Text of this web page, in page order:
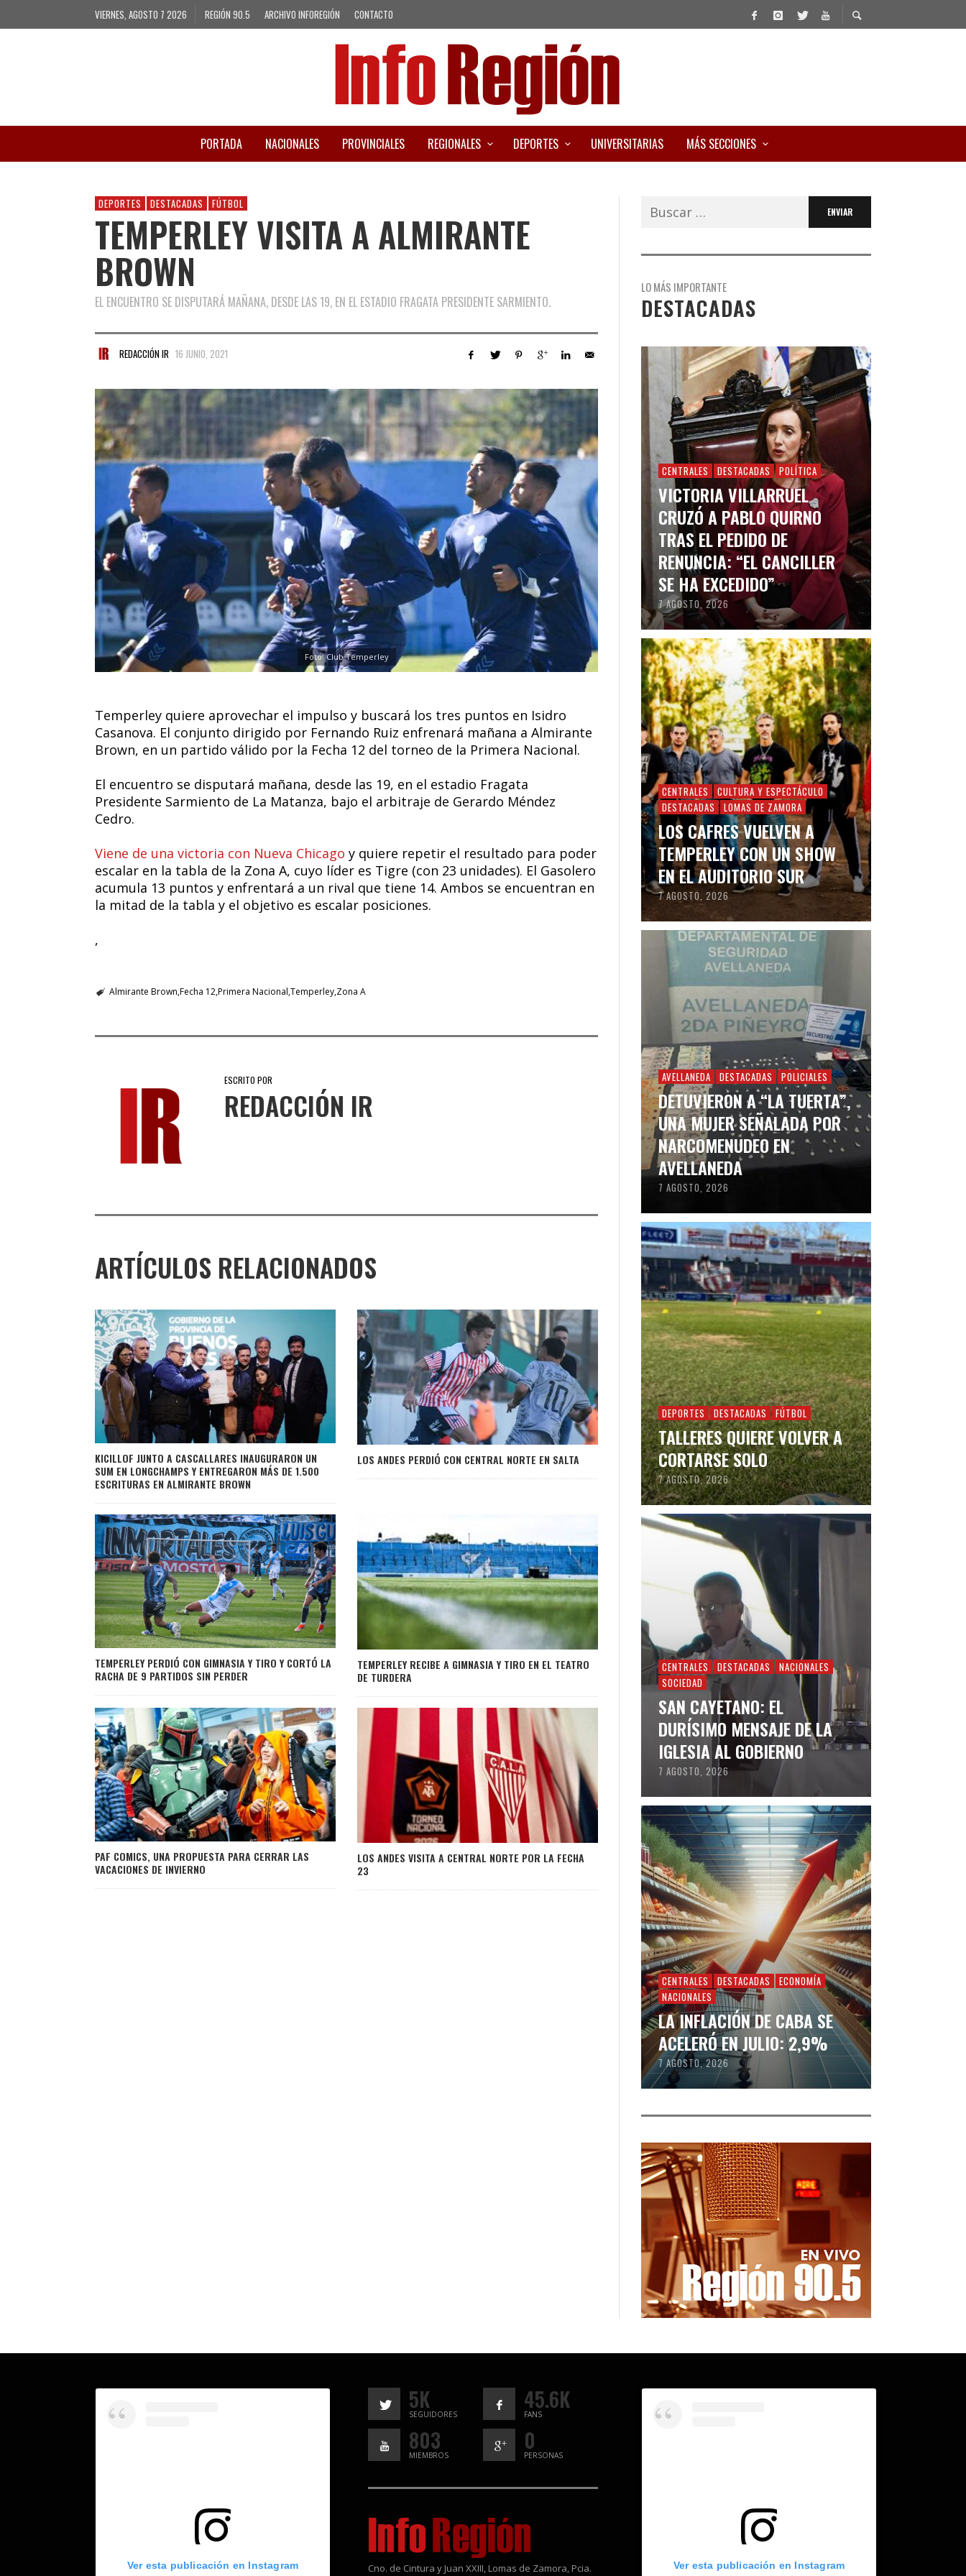
VIERNES, AGOSTO 7 2026 REGIÓN 90.5 ARCHIVO INFOREGIÓN CONTACTO
PORTADA NACIONALES PROVINCIALES REGIONALES DEPORTES UNIVERSITARIAS MÁS SECCIONES
DEPORTES DESTACADAS FÚTBOL
TEMPERLEY VISITA A ALMIRANTE
BROWN
EL ENCUENTRO SE DISPUTARÁ MAÑANA, DESDE LAS 19, EN EL ESTADIO FRAGATA PRESIDENTE SARMIENTO.
REDACCIÓN IR 16 JUNIO, 2021
Foto: Club Temperley
Temperley quiere aprovechar el impulso y buscará los tres puntos en Isidro
Casanova. El conjunto dirigido por Fernando Ruiz enfrenará mañana a Almirante
Brown, en un partido válido por la Fecha 12 del torneo de la Primera Nacional.
El encuentro se disputará mañana, desde las 19, en el estadio Fragata
Presidente Sarmiento de La Matanza, bajo el arbitraje de Gerardo Méndez
Cedro.
Viene de una victoria con Nueva Chicago y quiere repetir el resultado para poder
escalar en la tabla de la Zona A, cuyo líder es Tigre (con 23 unidades). El Gasolero
acumula 13 puntos y enfrentará a un rival que tiene 14. Ambos se encuentran en
la mitad de la tabla y el objetivo es escalar posiciones.
,
Almirante Brown Fecha 12Primera Nacional TemperleyZona A
ESCRITO POR
REDACCIÓN IR
ARTÍCULOS RELACIONADOS
KICILLOF JUNTO A CASCALLARES INAUGURARON UN
SUM EN LONGCHAMPS Y ENTREGARON MÁS DE 1.500
ESCRITURAS EN ALMIRANTE BROWN
LOS ANDES PERDIÓ CON CENTRAL NORTE EN SALTA
TEMPERLEY PERDIÓ CON GIMNASIA Y TIRO Y CORTÓ LA
RACHA DE 9 PARTIDOS SIN PERDER
TEMPERLEY RECIBE A GIMNASIA Y TIRO EN EL TEATRO
DE TURDERA
PAF COMICS, UNA PROPUESTA PARA CERRAR LAS
VACACIONES DE INVIERNO
LOS ANDES VISITA A CENTRAL NORTE POR LA FECHA
23
Buscar:
LO MÁS IMPORTANTE
DESTACADAS
CENTRALES DESTACADAS POLÍTICA
VICTORIA VILLARRUEL
CRUZÓ A PABLO QUIRNO
TRAS EL PEDIDO DE
RENUNCIA: “EL CANCILLER
SE HA EXCEDIDO”
7 AGOSTO, 2026
CENTRALES
CULTURA Y ESPECTÁCULO
DESTACADAS
LOMAS DE ZAMORA
LOS CAFRES VUELVEN A
TEMPERLEY CON UN SHOW
EN EL AUDITORIO SUR
7 AGOSTO, 2026
AVELLANEDA DESTACADAS POLICIALES
DETUVIERON A “LA TUERTA”,
UNA MUJER SEÑALADA POR
NARCOMENUDEO EN
AVELLANEDA
7 AGOSTO, 2026
DEPORTES DESTACADAS FÚTBOL
TALLERES QUIERE VOLVER A
CORTARSE SOLO
7 AGOSTO, 2026
CENTRALES DESTACADAS
NACIONALES
SOCIEDAD
SAN CAYETANO: EL
DURÍSIMO MENSAJE DE LA
IGLESIA AL GOBIERNO
7 AGOSTO, 2026
CENTRALES DESTACADAS
ECONOMÍA
NACIONALES
LA INFLACIÓN DE CABA SE
ACELERÓ EN JULIO: 2,9%
7 AGOSTO, 2026
Ver esta publicación en Instagram
5K
SEGUIDORES
45.6K
FANS
803
MIEMBROS
0
PERSONAS
Cno. de Cintura y Juan XXIII, Lomas de Zamora, Pcia. Ver esta publicación en Instagram